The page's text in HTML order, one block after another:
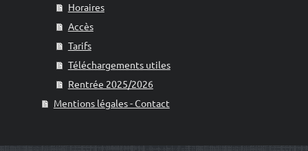
Horaires
Accès
Tarifs
Téléchargements utiles
Rentrée 2025/2026
Mentions légales - Contact